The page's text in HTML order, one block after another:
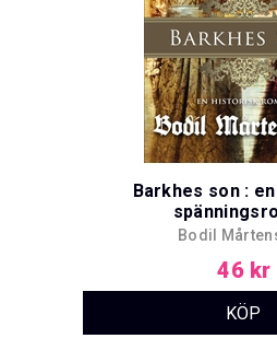
Barkhes son :
Bodil
46 kr